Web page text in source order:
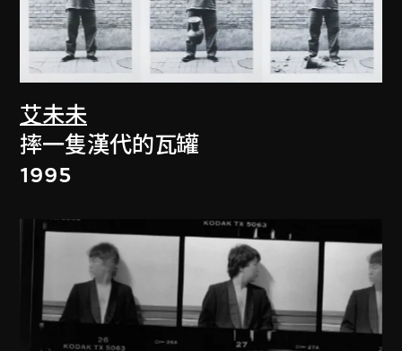
艾未未
摔一隻漢代的瓦罐
1995